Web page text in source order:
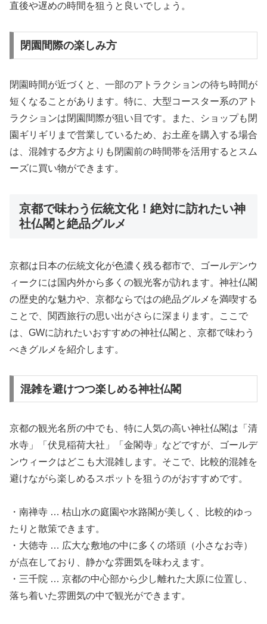
直後や遅めの時間を狙うと良いでしょう。
閉園間際の楽しみ方
閉園時間が近づくと、一部のアトラクションの待ち時間が
短くなることがあります。特に、大型コースター系のアト
ラクションは閉園間際が狙い目です。また、ショップも閉
園ギリギリまで営業しているため、お土産を購入する場合
は、混雑する夕方よりも閉園前の時間帯を活用するとスム
ーズに買い物ができます。
京都で味わう伝統文化！絶対に訪れたい神
社仏閣と絶品グルメ
京都は日本の伝統文化が色濃く残る都市で、ゴールデンウ
ィークには国内外から多くの観光客が訪れます。神社仏閣
の歴史的な魅力や、京都ならではの絶品グルメを満喫する
ことで、関西旅行の思い出がさらに深まります。ここで
は、GWに訪れたいおすすめの神社仏閣と、京都で味わう
べきグルメを紹介します。
混雑を避けつつ楽しめる神社仏閣
京都の観光名所の中でも、特に人気の高い神社仏閣は「清
水寺」「伏見稲荷大社」「金閣寺」などですが、ゴールデ
ンウィークはどこも大混雑します。そこで、比較的混雑を
避けながら楽しめるスポットを狙うのがおすすめです。
・南禅寺 … 枯山水の庭園や水路閣が美しく、比較的ゆっ
たりと散策できます。
・大徳寺 … 広大な敷地の中に多くの塔頭（小さなお寺）
が点在しており、静かな雰囲気を味わえます。
・三千院 … 京都の中心部から少し離れた大原に位置し、
落ち着いた雰囲気の中で観光ができます。